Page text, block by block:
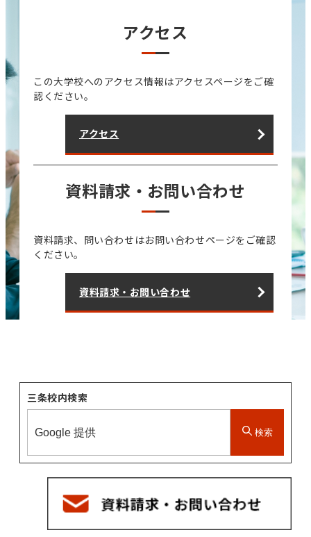
三条校内検索
検索
アクセス
この大学校へのアクセス情報はアクセスページをご確
認ください。
アクセス
資料請求・お問い合わせ
資料請求、問い合わせはお問い合わせページをご確認
ください。
資料請求・お問い合わせ